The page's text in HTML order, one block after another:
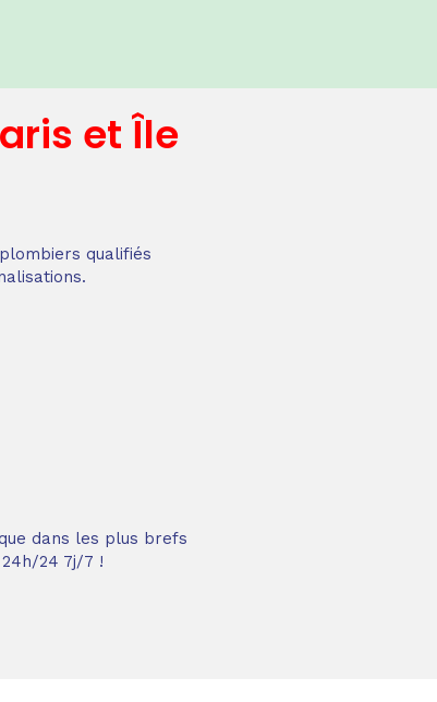
et Île
qualifiés
dans les plus brefs
24 7j/7 !